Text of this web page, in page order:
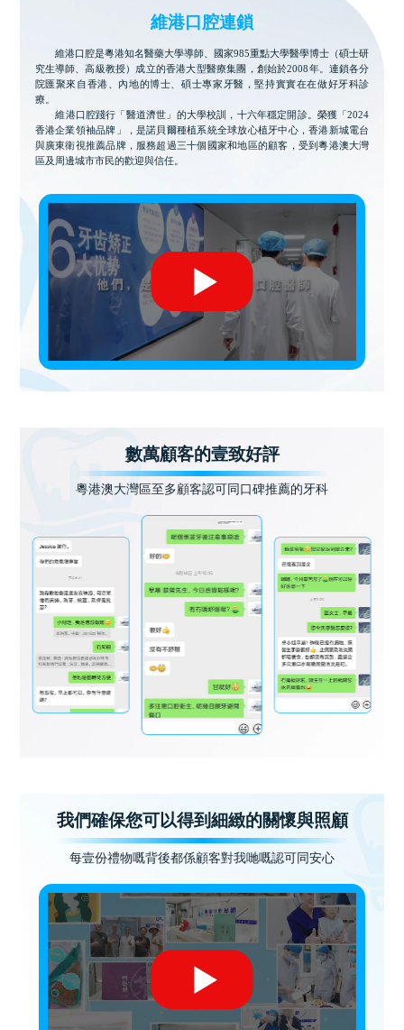
維港口腔連鎖
維港口腔是粵港知名醫藥大學導師、國家985重點大學醫學博士（碩士研
究生導師、高級教授）成立的香港大型醫療集團，創始於2008年。連鎖各分
院匯聚來自香港、內地的博士、碩士專家牙醫，堅持實實在在做好牙科診
療。
維港口腔踐行「醫道濟世」的大學校訓，十六年穩定開診。榮獲「2024
香港企業領袖品牌」，是諾貝爾種植系統全球放心植牙中心，香港新城電台
與廣東衛視推薦品牌，服務超過三十個國家和地區的顧客，受到粵港澳大灣
區及周邊城市市民的歡迎與信任。
數萬顧客的壹致好評
粵港澳大灣區至多顧客認可同口碑推薦的牙科
我們確保您可以得到細緻的關懷與照顧
每壹份禮物嘅背後都係顧客對我哋嘅認可同安心